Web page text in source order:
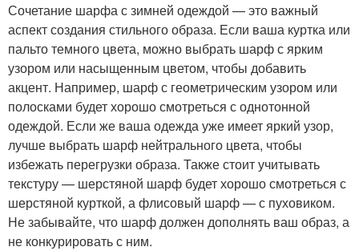
Сочетание шарфа с зимней одеждой — это важный
аспект создания стильного образа. Если ваша куртка или
пальто темного цвета, можно выбрать шарф с ярким
узором или насыщенным цветом, чтобы добавить
акцент. Например, шарф с геометрическим узором или
полосками будет хорошо смотреться с однотонной
одеждой. Если же ваша одежда уже имеет яркий узор,
лучше выбрать шарф нейтрального цвета, чтобы
избежать перегрузки образа. Также стоит учитывать
текстуру — шерстяной шарф будет хорошо смотреться с
шерстяной курткой, а флисовый шарф — с пуховиком.
Не забывайте, что шарф должен дополнять ваш образ, а
не конкурировать с ним.